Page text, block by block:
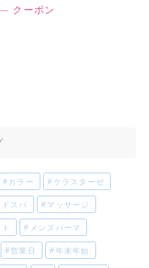
クーポン
カラー ケラスターゼ
ドスパ マッサージ
メンズパーマ
営業日 年末年始